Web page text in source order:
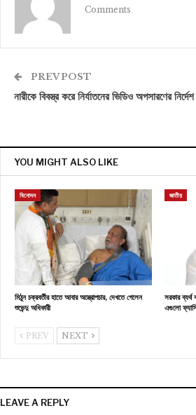
Comments
PREV POST
নারীকে বিবস্ত্র করে নির্যাতনের ভিডিও অপসারণের নির্দেশ
YOU MIGHT ALSO LIKE
বিনোদন
মিঠুন চক্রবর্তীর হাতে আবার অস্ত্রোপচার, দেখতে গেলেন
শুভেন্দু অধিকারী
জাতীয়
সরকার
এগুলো
PREV NEXT
LEAVE A REPLY